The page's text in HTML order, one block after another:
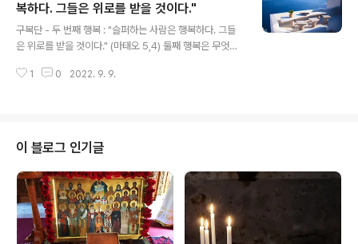
도 내적으로 동요되지 않고 사람들이나 하느님께 대하여
불평을 하지 않는다. 주님께서는 온유한 사람들에게 어떤
약속을 하셨는가? 땅을 차지하게 될 것이라는 것이다. 이
약속에 대하여 어떻게 생각해야 하는가? 그리스도인들에
게 약속하신 이것은 하나의 예언을 글로써 나타내신 것이
복하다. 그들은 위로를 받을 것이다."
구복단 - 두 번째 행복 : "슬퍼하는 사람은 행복하다. 그들
은 위로를 받을 것이다." (마태오 5,4) 둘째 행복은 무엇을
다. 슬펴하는 사람들에 대하여 어떤 의미를 부여해 주어야
서 겪는 상심은 회개할 마음을 일으켜 구원에 이르게 합니
다. 이것을 후회할 사람이 어디 있겠습니까? 그러나 세속적
인 상심은 죽음을 가져올 뿐입니다."(2고린토 7,10) 슬퍼하
는 사람들에게 하느님께서는 어떤 특별한 약속을 주셨는
가? 그들이 위로를 받을 것이라는 것이다. 위로를 받을 것
이라는 것에 대한 의..
1 0 2022. 9. 9.
이 블로그 인기글